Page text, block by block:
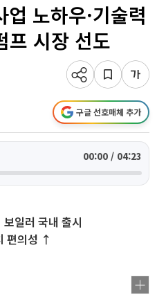
노하우·기술력
프 시장 선도
구글 선호매체 추가
00:00 / 04:23
일러 국내 출시
편의성 ↑